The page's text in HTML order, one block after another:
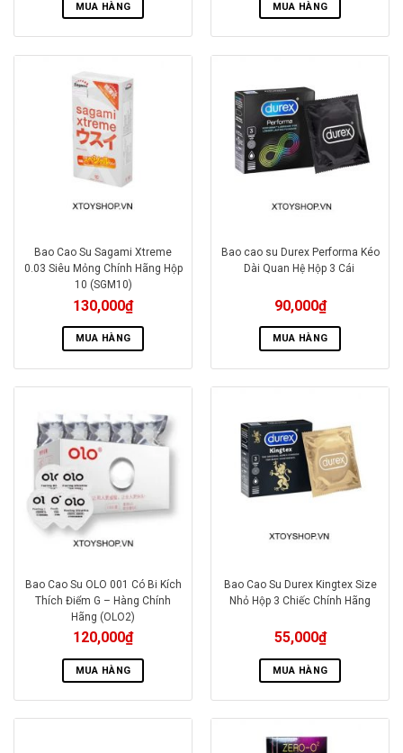
MUA HÀNG MUA HÀNG
Bao Cao Su Sagami Xtreme
0.03 Siêu Mỏng Chính Hãng Hộp
10 (SGM10)
130,000₫
MUA HÀNG
Bao cao su Durex Performa Kéo
Dài Quan Hệ Hộp 3 Cái
90,000₫
MUA HÀNG
Bao Cao Su OLO 001 Có Bi Kích
Thích Điểm G – Hàng Chính
Hãng (OLO2)
120,000₫
MUA HÀNG
Bao Cao Su Durex Kingtex Size
Nhỏ Hộp 3 Chiếc Chính Hãng
55,000₫
MUA HÀNG